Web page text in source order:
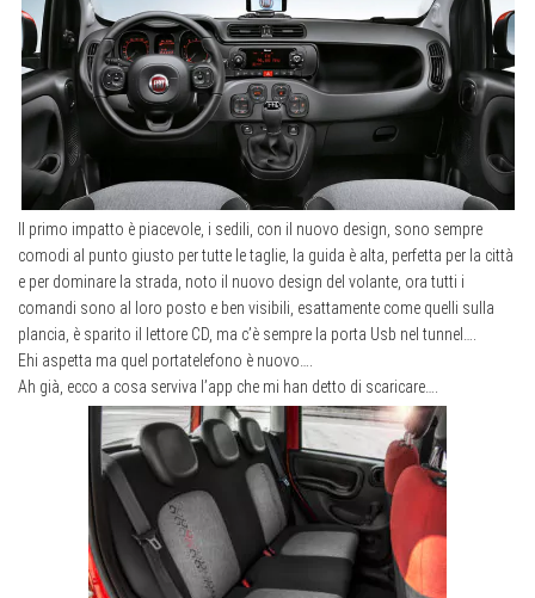
Il primo impatto è piacevole, i sedili, con il nuovo design, sono sempre
comodi al punto giusto per tutte le taglie, la guida è alta, perfetta per la città
e per dominare la strada, noto il nuovo design del volante, ora tutti i
comandi sono al loro posto e ben visibili, esattamente come quelli sulla
plancia, è sparito il lettore CD, ma c’è sempre la porta Usb nel tunnel….
Ehi aspetta ma quel portatelefono è nuovo….
Ah già, ecco a cosa serviva l’app che mi han detto di scaricare….